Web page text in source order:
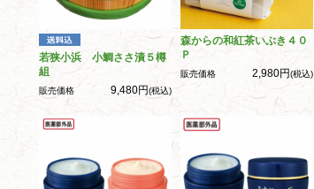
若狭小浜 小鯛ささ漬５樽
組
販売価格 9,480円(税込)
森からの和紅茶いぶき４０
Ｐ
販売価格 2,980円(税込)